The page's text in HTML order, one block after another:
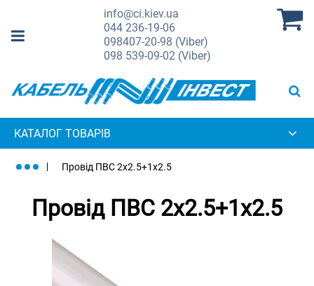
info@ci.kiev.ua
044236-19-06
098407-20-98 (Viber)
098 539-09-02 (Viber)
КАТАЛОГ ТОВАРІВ
Провід ПВС 2х2.5+1х2.5
Провід ПВС 2х2.5+1х2.5